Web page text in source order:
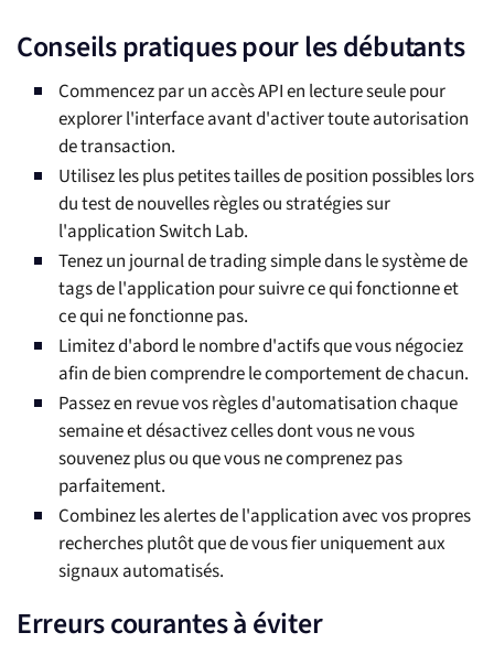
Conseils pratiques pour les débutants
Commencez par un accès API en lecture seule pour
explorer l'interface avant d'activer toute autorisation
de transaction.
Utilisez les plus petites tailles de position possibles lors
du test de nouvelles règles ou stratégies sur
l'application Switch Lab.
Tenez un journal de trading simple dans le système de
tags de l'application pour suivre ce qui fonctionne et
ce qui ne fonctionne pas.
Limitez d'abord le nombre d'actifs que vous négociez
afin de bien comprendre le comportement de chacun.
Passez en revue vos règles d'automatisation chaque
semaine et désactivez celles dont vous ne vous
souvenez plus ou que vous ne comprenez pas
parfaitement.
Combinez les alertes de l'application avec vos propres
recherches plutôt que de vous fier uniquement aux
signaux automatisés.
Erreurs courantes à éviter